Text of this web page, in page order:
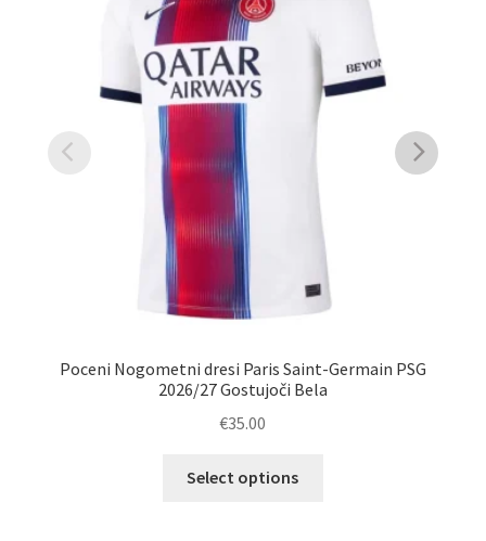
Poceni Nogometni dresi Paris Saint-Germain PSG
2026/27 Gostujoči Bela
€35.00
Select options